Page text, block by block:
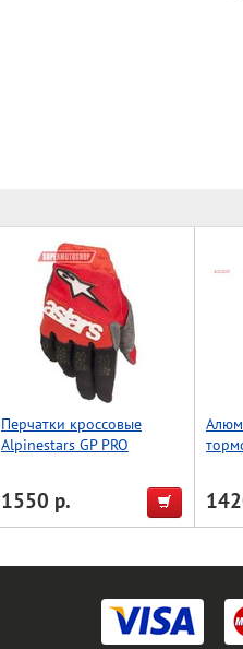
Перчатки кроссовые
Alpinestars GP PRO
1550 р.